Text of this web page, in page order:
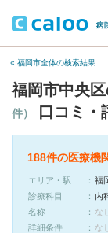
« 福岡市全体の検索結果
福岡市中央
件）
口コミ・
188件の医療機
エリア・駅
福
診療科目
内
名称
なし
詳細条件
な